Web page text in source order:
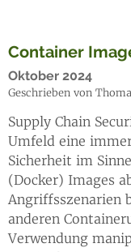
Container
Oktober 2024
Geschrieben von
Supply Chain
Umfeld eine
Sicherheit im
(Docker) Images
Angriffsszenarien
anderen
Verwendung